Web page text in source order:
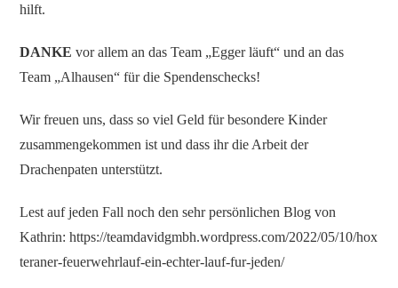
hilft.
DANKE vor allem an das Team „Egger läuft“ und an das
Team „Alhausen“ für die Spendenschecks!
Wir freuen uns, dass so viel Geld für besondere Kinder
zusammengekommen ist und dass ihr die Arbeit der
Drachenpaten unterstützt.
Lest auf jeden Fall noch den sehr persönlichen Blog von
Kathrin:https://teamdavidgmbh.wordpress.com/2022/05/10/hox
teraner-feuerwehrlauf-ein-echter-lauf-fur-jeden/